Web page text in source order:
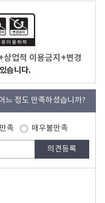
업적 이용금지+변경
습니다.
느 정도 만족하셨습니까?
족 매우불만족